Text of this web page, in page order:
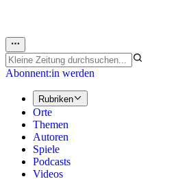
Abonnent:in werden
Rubriken
Orte
Themen
Autoren
Spiele
Podcasts
Videos